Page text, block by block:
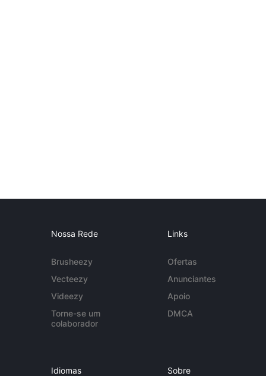
Nossa Rede
Brusheezy
Vecteezy
Videezy
Torne-se um
colaborador
Links
Ofertas
Anunciantes
Apoio
DMCA
Idiomas Sobre